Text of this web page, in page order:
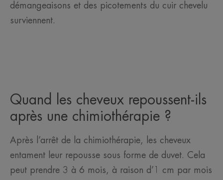
démangeaisons et des picotements du cuir chevelu
surviennent.
Quand les cheveux repoussent-ils
après une chimiothérapie ?
Après l’arrêt de la chimiothérapie, les cheveux
entament leur repousse sous forme de duvet. Cela
peut prendre 3 à 6 mois, à raison d’1 cm par mois